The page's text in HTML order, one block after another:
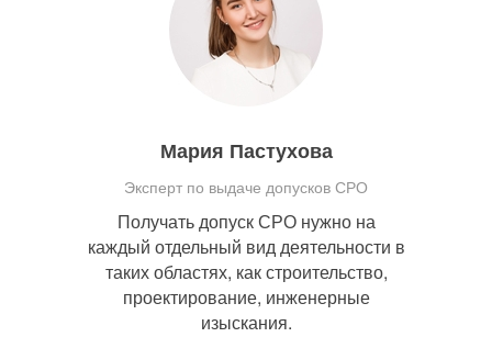
Мария Пастухова
Эксперт по выдаче допусков СРО
Получать допуск СРО нужно на
каждый отдельный вид деятельности в
таких областях, как строительство,
проектирование, инженерные
изыскания.